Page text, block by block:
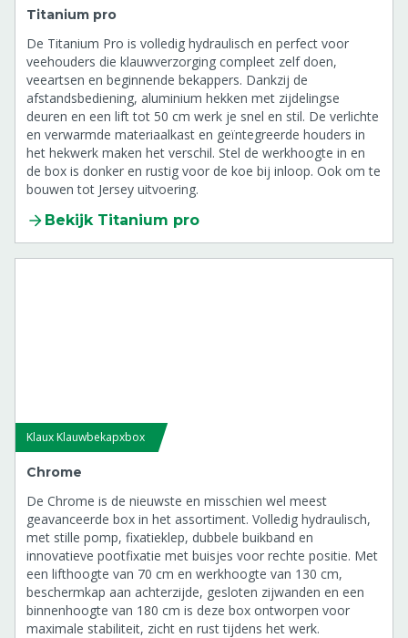
Titanium pro
De Titanium Pro is volledig hydraulisch en perfect voor
veehouders die klauwverzorging compleet zelf doen,
veeartsen en beginnende bekappers. Dankzij de
afstandsbediening, aluminium hekken met zijdelingse
deuren en een lift tot 50 cm werk je snel en stil. De verlichte
en verwarmde materiaalkast en geïntegreerde houders in
het hekwerk maken het verschil. Stel de werkhoogte in en
de box is donker en rustig voor de koe bij inloop. Ook om te
bouwen tot Jersey uitvoering.
Bekijk Titanium pro
Klaux Klauwbekapxbox
Chrome
De Chrome is de nieuwste en misschien wel meest
geavanceerde box in het assortiment. Volledig hydraulisch,
met stille pomp, fixatieklep, dubbele buikband en
innovatieve pootfixatie met buisjes voor rechte positie. Met
een lifthoogte van 70 cm en werkhoogte van 130 cm,
beschermkap aan achterzijde, gesloten zijwanden en een
binnenhoogte van 180 cm is deze box ontworpen voor
maximale stabiliteit, zicht en rust tijdens het werk.